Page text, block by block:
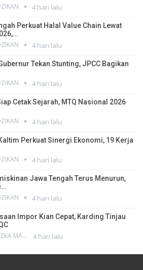
4 hari lalu
Perkuat Halal Value Chain Lewat
4 hari lalu
Tekan Stunting, JPCC Bagikan
4 hari lalu
Cetak Sejarah, MTQ Nasional 2026
4 hari lalu
Perkuat Sinergi Ekonomi, 19 Kerja
4 hari lalu
Jawa Tengah Terus Menurun,
4 hari lalu
Impor Kian Cepat, Karding Tinjau
NANDA RIZKA MAHENDRA 4 hari lalu